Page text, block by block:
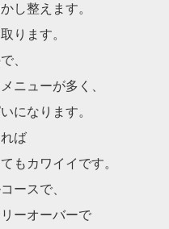
し整えます。
ります。
、
ニューが多く、
になります。
ば
もカワイイです。
ースで、
ーオーバーで